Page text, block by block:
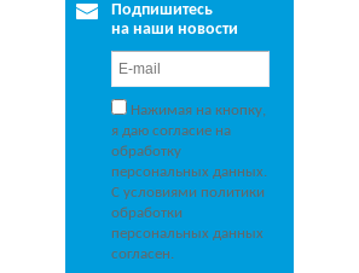
Подпишитесь
на наши новости
Нажимая на кнопку,
я даю согласие на
обработку
персональных данных.
С условиями политики
обработки
персональных данных
согласен.